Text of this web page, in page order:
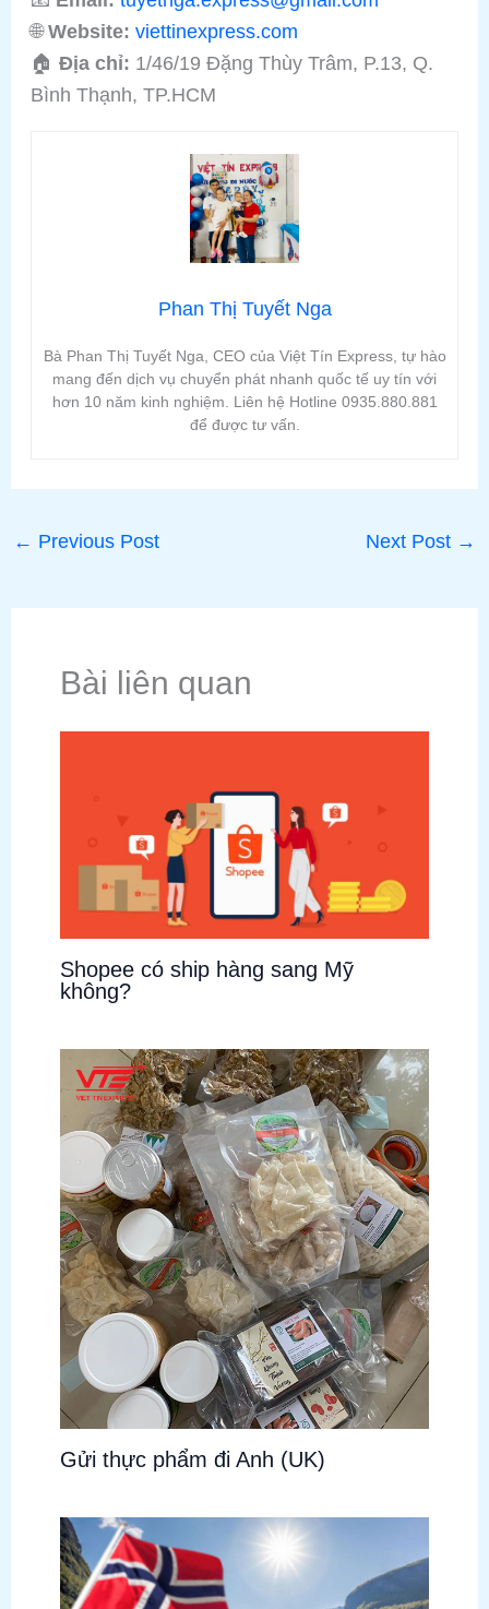
🌐Website: viettinexpress.com
🏠 Địa chỉ: 1/46/19 Đặng Thùy Trâm, P.13, Q.
Bình Thạnh, TP.HCM
Phan Thị Tuyết Nga
Bà Phan Thị Tuyết Nga, CEO của Việt Tín Express, tự hào
mang đến dịch vụ chuyển phát nhanh quốc tế uy tín với
hơn 10 năm kinh nghiệm. Liên hệ Hotline 0935.880.881
để được tư vấn.
← Previous Post Next Post →
Bài liên quan
Shopee có ship hàng sang Mỹ
không?
Gửi thực phẩm đi Anh (UK)